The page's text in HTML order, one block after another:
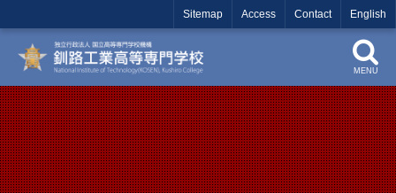
Sitemap Access Contact English
MENU